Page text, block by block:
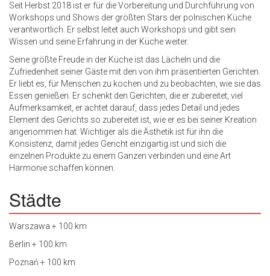
Seit Herbst 2018 ist er für die Vorbereitung und Durchführung von
Workshops und Shows der größten Stars der polnischen Küche
verantwortlich. Er selbst leitet auch Workshops und gibt sein
Wissen und seine Erfahrung in der Küche weiter.
Seine größte Freude in der Küche ist das Lächeln und die
Zufriedenheit seiner Gäste mit den von ihm präsentierten Gerichten.
Er liebt es, für Menschen zu kochen und zu beobachten, wie sie das
Essen genießen. Er schenkt den Gerichten, die er zubereitet, viel
Aufmerksamkeit, er achtet darauf, dass jedes Detail und jedes
Element des Gerichts so zubereitet ist, wie er es bei seiner Kreation
angenommen hat. Wichtiger als die Ästhetik ist für ihn die
Konsistenz, damit jedes Gericht einzigartig ist und sich die
einzelnen Produkte zu einem Ganzen verbinden und eine Art
Harmonie schaffen können.
Städte
Warszawa + 100 km
Berlin + 100 km
Poznań + 100 km